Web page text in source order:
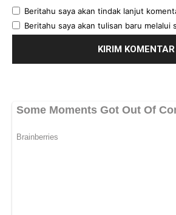
Beritahu saya akan tindak lanjut
Beritahu saya akan tulisan baru melalui